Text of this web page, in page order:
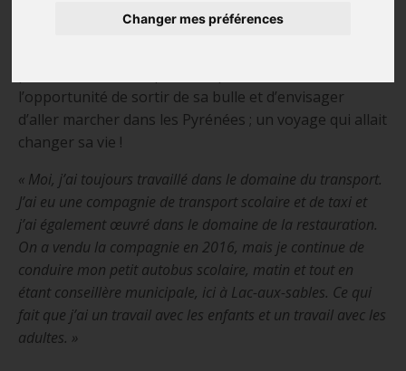
Changer mes préférences
deux semaines à Lourdes, en France, en 1994. C’est
l’opportunité de sortir de sa bulle et d’envisager
d’aller marcher dans les Pyrénées ; un voyage qui allait
changer sa vie !
« Moi, j’ai toujours travaillé dans le domaine du transport.
J’ai eu une compagnie de transport scolaire et de taxi et
j’ai également œuvré dans le domaine de la restauration.
On a vendu la compagnie en 2016, mais je continue de
conduire mon petit autobus scolaire, matin et tout en
étant conseillère municipale, ici à Lac-aux-sables. Ce qui
fait que j’ai un travail avec les enfants et un travail avec les
adultes. »